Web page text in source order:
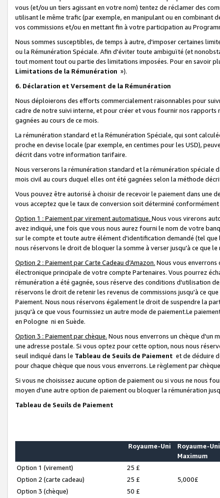
vous (et/ou un tiers agissant en votre nom) tentez de réclamer des
utilisant le même trafic (par exemple, en manipulant ou en combinant
vos commissions et/ou en mettant fin à votre participation au
Nous sommes susceptibles, de temps à autre, d'imposer certaines
ou la Rémunération Spéciale. Afin d'éviter toute ambiguïté (et
tout moment tout ou partie des limitations imposées. Pour en savoir
Limitations de la Rémunération »).
6. Déclaration et Versement de la Rémunération
Nous déploierons des efforts commercialement raisonnables pour
cadre de notre suivi interne, et pour créer et vous fournir nos
gagnées au cours de ce mois.
La rémunération standard et la Rémunération Spéciale, qui sont
proche en devise locale (par exemple, en centimes pour les USD),
décrit dans votre information tarifaire.
Nous verserons la rémunération standard et la rémunération spéciale
mois civil au cours duquel elles ont été gagnées selon la méthode
Vous pouvez être autorisé à choisir de recevoir le paiement dans une
vous acceptez que le taux de conversion soit déterminé
Option 1 : Paiement par virement automatique. Nous vous virerons
avez indiqué, une fois que vous nous aurez fourni le nom de votre
sur le compte et toute autre élément d'identification demandé (tel que
nous réservons le droit de bloquer la somme à verser jusqu'à ce que
Option 2 : Paiement par Carte Cadeau d’Amazon. Nous vous
électronique principale de votre compte Partenaires. Vous pourrez
rémunération a été gagnée, sous réserve des conditions d'utilisation
réservons le droit de retenir les revenus de commissions jusqu'à ce
Paiement. Nous nous réservons également le droit de suspendre la
jusqu'à ce que vous fournissiez un autre mode de paiement.Le
en Pologne ni en Suède.
Option 3 : Paiement par chèque. Nous nous enverrons un chèque d'un
une adresse postale. Si vous optez pour cette option, nous nous
seuil indiqué dans le Tableau de Seuils de Paiement et de déduire
pour chaque chèque que nous vous enverrons. Le règlement par
Si vous ne choisissez aucune option de paiement ou si vous ne nous
moyen d’une autre option de paiement ou bloquer la rémunération
Tableau de Seuils de Paiement
Royaume-Uni
Royaume-Uni
Maximum
Option 1 (virement)
25 £
Option 2 (carte cadeau)
25 £
5,000£
Option 3 (chèque)
50 £